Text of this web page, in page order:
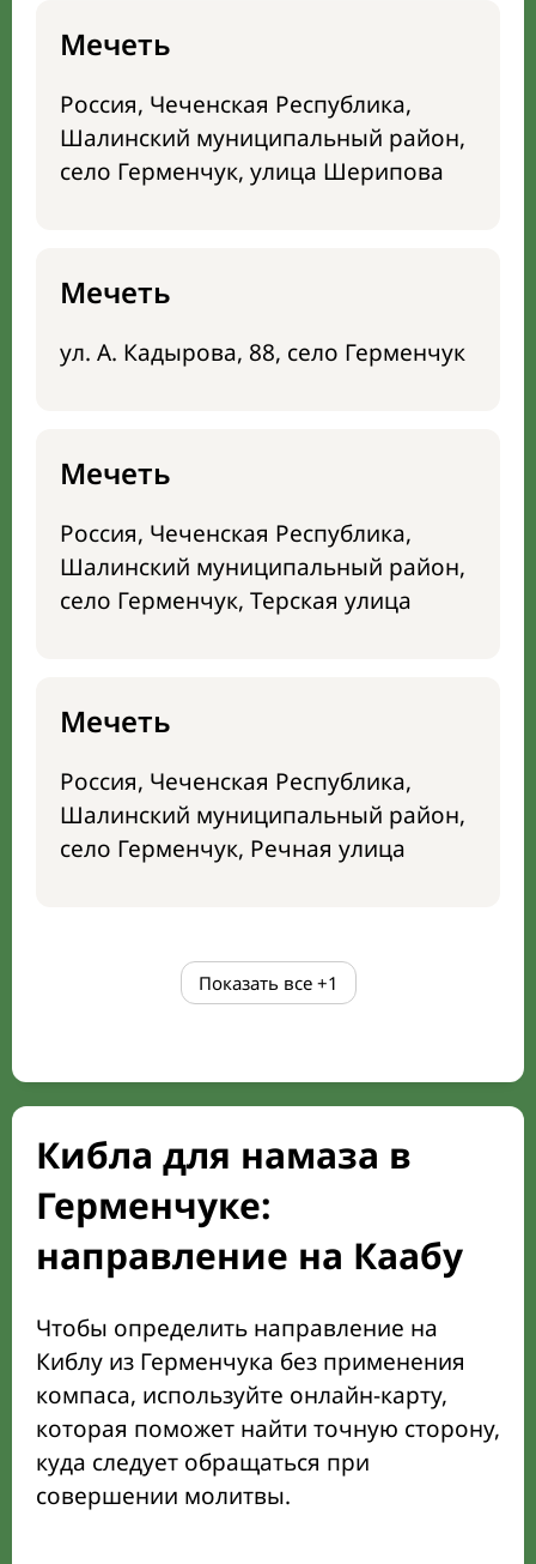
Мечеть
Россия, Чеченская Республика,
Шалинский муниципальный район,
село Герменчук, улица Шерипова
Мечеть
ул. А. Кадырова, 88, село Герменчук
Мечеть
Россия, Чеченская Республика,
Шалинский муниципальный район,
село Герменчук, Терская улица
Мечеть
Россия, Чеченская Республика,
Шалинский муниципальный район,
село Герменчук, Речная улица
Показать все +1
Кибла для намаза в
Герменчуке:
направление на Каабу
Чтобы определить направление на
Киблу из Герменчука без применения
компаса, используйте онлайн-карту,
которая поможет найти точную сторону,
куда следует обращаться при
совершении молитвы.